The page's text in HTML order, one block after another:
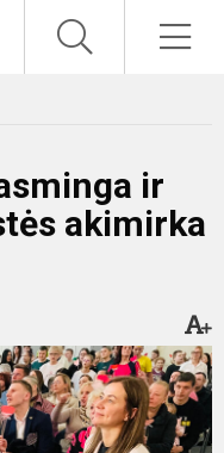
ir
akimirka